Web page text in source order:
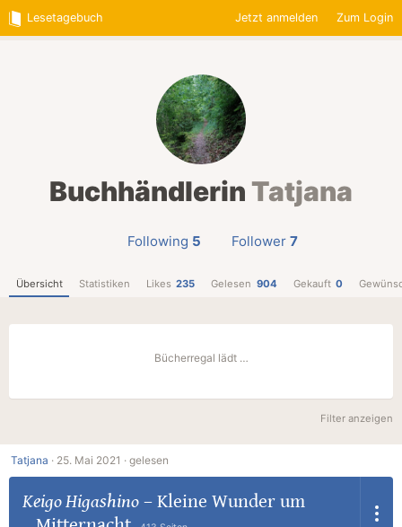
Lesetagebuch Jetzt anmelden Zum Login
Buchhändlerin Tatjana
Following 5 Follower 7
Übersicht Statistiken Likes 235 Gelesen 904 Gekauft 0
Bücherregal lädt …
Filter anzeigen
Tatjana · 25. Mai 2021 · gelesen
Keigo Higashino– Kleine Wunder um